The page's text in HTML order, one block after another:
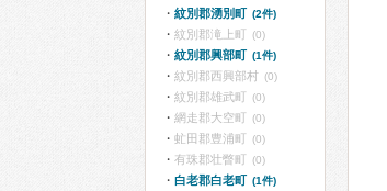
紋別郡湧別町 (2件)
紋別郡滝上町 (0)
紋別郡興部町 (1件)
紋別郡西興部村 (0)
紋別郡雄武町 (0)
網走郡大空町 (0)
虻田郡豊浦町 (0)
有珠郡壮瞥町 (0)
白老郡白老町 (1件)